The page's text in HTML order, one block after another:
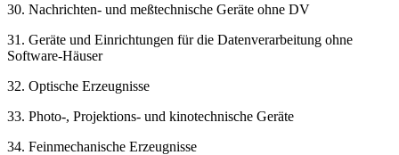
30. Nachrichten- und meßtechnische Geräte ohne DV
31. Geräte und Einrichtungen für die Datenverarbeitung ohne
Software-Häuser
32. Optische Erzeugnisse
33. Photo-, Projektions- und kinotechnische Geräte
34. Feinmechanische Erzeugnisse